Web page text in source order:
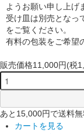
ようお願い申し上げ
受け皿は別売となっ
をご覧ください。
有料の包装をご希望
販売価格11,000円(税
あと15,000円で送料無
カートを見る